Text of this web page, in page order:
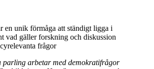
en unik förmåga att ständigt ligga i
vad gäller forskning och diskussion
frågor
parling arbetar med demokratifrågor